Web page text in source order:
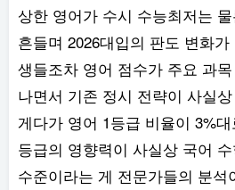
상한 영어가 수시 수능최저는
흔들며 2026대입의 판도 변화
생들조차 영어 점수가 주요 과
나면서 기존 정시 전략이 사실
게다가 영어 1등급 비율이 3%
등급의 영향력이 사실상 국어
수준이라는 게 전문가들의 분석